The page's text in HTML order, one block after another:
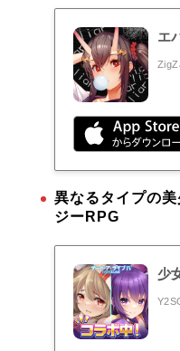
エ
異なるタイプの
ジーRPG
少